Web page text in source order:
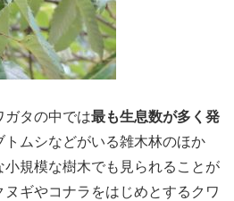
ガタの中では最も生息数が多く発
トムシなどがいる雑木林のほか
規模な樹木でも見られることが
ギやコナラをはじめとするクワ